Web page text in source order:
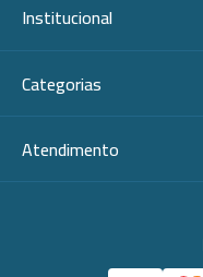
Institucional
Categorias
Atendimento